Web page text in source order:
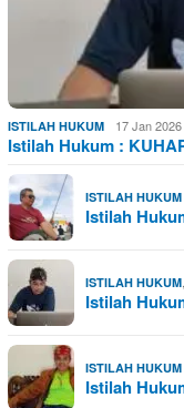
ISTILAH HUKUM 17 Jan
Istilah Hukum :
ISTILAH HUKUM
Istilah
ISTILAH HUKUM,
Istilah
ISTILAH HUKUM
Istilah